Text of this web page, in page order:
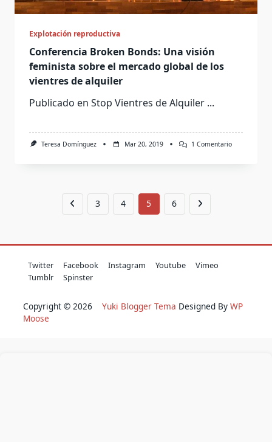
Explotación reproductiva
Conferencia Broken Bonds: Una visión
feminista sobre el mercado global de los
vientres de alquiler
Publicado en Stop Vientres de Alquiler ...
Teresa Domínguez Mar 20, 2019 1 ComentarioEn
De
3 4 5 6
Twitter Facebook Instagram Youtube
Vimeo
Tumblr
Spinster
Copyright © 2026 Yuki Blogger Tema Designed By WP
Moose